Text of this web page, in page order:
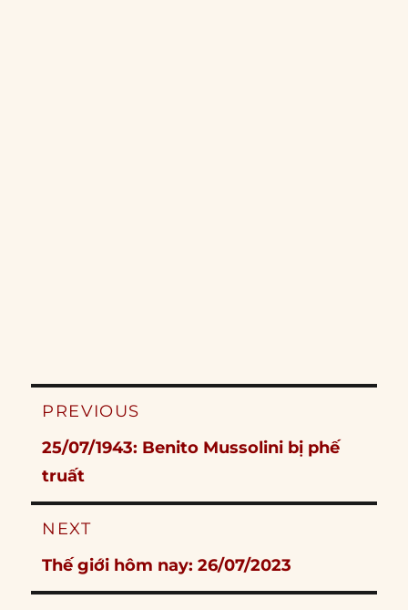
Post
PREVIOUS
Previous
post:
25/07/1943: Benito Mussolini bị phế
truất
NEXT
Next
post:
Thế giới hôm nay: 26/07/2023